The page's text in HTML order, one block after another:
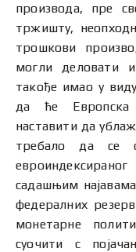
производа, пре
тржишту,
трошкови
могли деловати
такође имао у
да ће Европска
наставити да
требало да се
садашњим
федералних
монетарне
суочити с